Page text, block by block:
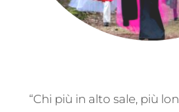
“Chi più in alto sale, più